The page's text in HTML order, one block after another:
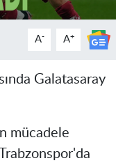
A- A+
Galatasaray
mücadele